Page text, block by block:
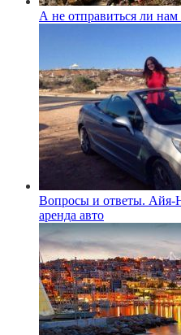
А не отправиться ли
Вопросы и ответы. Айя-
аренда авто